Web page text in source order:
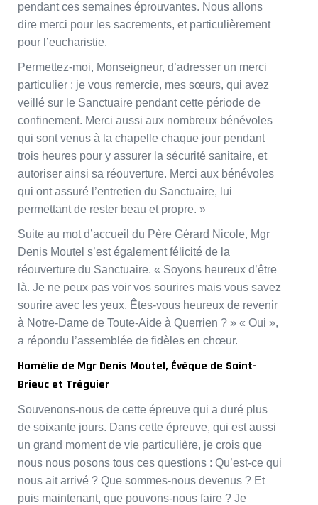
pendant ces semaines éprouvantes. Nous allons
dire merci pour les sacrements, et particulièrement
pour l’eucharistie.
Permettez-moi, Monseigneur, d’adresser un merci
particulier : je vous remercie, mes sœurs, qui avez
veillé sur le Sanctuaire pendant cette période de
confinement. Merci aussi aux nombreux bénévoles
qui sont venus à la chapelle chaque jour pendant
trois heures pour y assurer la sécurité sanitaire, et
autoriser ainsi sa réouverture. Merci aux bénévoles
qui ont assuré l’entretien du Sanctuaire, lui
permettant de rester beau et propre. »
Suite au mot d’accueil du Père Gérard Nicole, Mgr
Denis Moutel s’est également félicité de la
réouverture du Sanctuaire. « Soyons heureux d’être
là. Je ne peux pas voir vos sourires mais vous savez
sourire avec les yeux. Êtes-vous heureux de revenir
à Notre-Dame de Toute-Aide à Querrien ? » « Oui »,
a répondu l’assemblée de fidèles en chœur.
Homélie de Mgr Denis Moutel, Évêque de Saint-
Brieuc et Tréguier
Souvenons-nous de cette épreuve qui a duré plus
de soixante jours. Dans cette épreuve, qui est aussi
un grand moment de vie particulière, je crois que
nous nous posons tous ces questions : Qu’est-ce qui
nous ait arrivé ? Que sommes-nous devenus ? Et
puis maintenant, que pouvons-nous faire ? Je